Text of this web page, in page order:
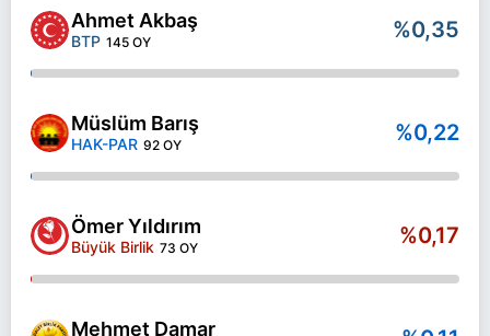
Ahmet Akbaş
BTP 145 OY %0,35
Müslüm Barış
HAK-PAR 92 OY %0,22
Ömer Yıldırım
Büyük Birlik 73 OY %0,17
Mehmet Damar